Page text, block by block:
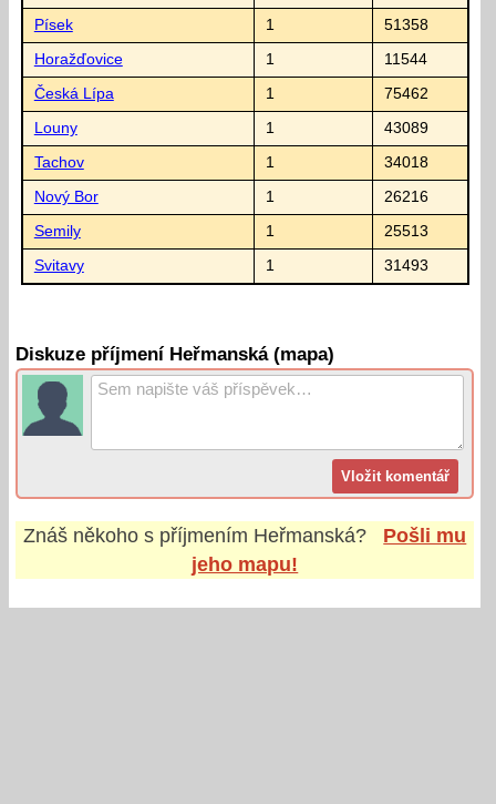
Písek 1 51358
Horažďovice 1 11544
Česká Lípa 1 75462
Louny 1 43089
Tachov 1 34018
Nový Bor 1 26216
Semily 1 25513
Svitavy 1 31493
Diskuze příjmení Heřmanská (mapa)
Znáš někoho s příjmením Heřmanská?
Pošli mu
jeho mapu!